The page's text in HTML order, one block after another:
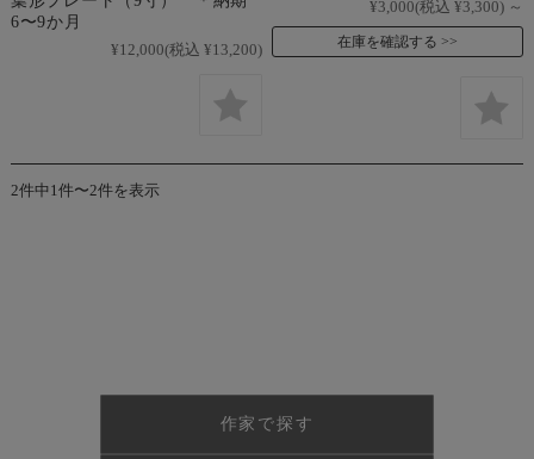
6〜9か月
¥12,000(税込 ¥13,200)
¥3,000(税込 ¥3,300) ～
在庫を確認する
2件中1件〜2件を表示
作家で探す